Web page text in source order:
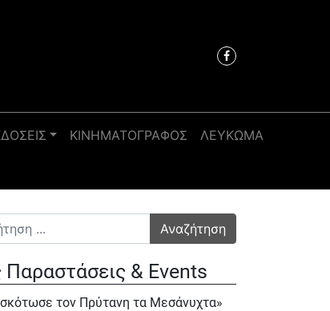
ΚΙΝΗΜΑΤΟΓΡΑΦΟΣ
ΛΕΥΚΩΜΑ
για:
Παραστάσεις & Events
τον Πρύτανη τα Μεσάνυχτα»